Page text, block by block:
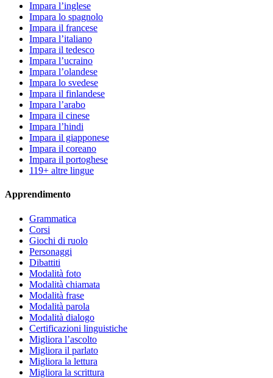
Impara l’inglese
Impara lo spagnolo
Impara il francese
Impara l’italiano
Impara il tedesco
Impara l’ucraino
Impara l’olandese
Impara lo svedese
Impara il finlandese
Impara l’arabo
Impara il cinese
Impara l’hindi
Impara il giapponese
Impara il coreano
Impara il portoghese
119+ altre lingue
Apprendimento
Grammatica
Corsi
Giochi di ruolo
Personaggi
Dibattiti
Modalità foto
Modalità chiamata
Modalità frase
Modalità parola
Modalità dialogo
Certificazioni linguistiche
Migliora l’ascolto
Migliora il parlato
Migliora la lettura
Migliora la scrittura